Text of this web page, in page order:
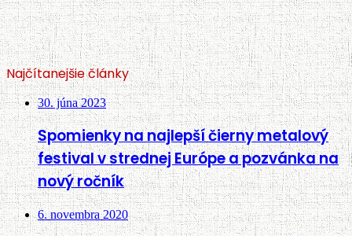
Najčítanejšie články
30. júna 2023
Spomienky na najlepší čierny metalový
festival v strednej Európe a pozvánka na
nový ročník
6. novembra 2020